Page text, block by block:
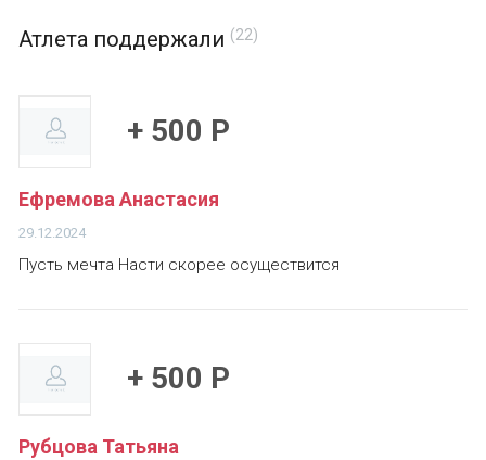
Атлета поддержали (22)
Ефремова Анастасия
29.12.2024
Пусть мечта Насти скорее осуществится
+ 500 Р
Рубцова Татьяна
+ 500 Р